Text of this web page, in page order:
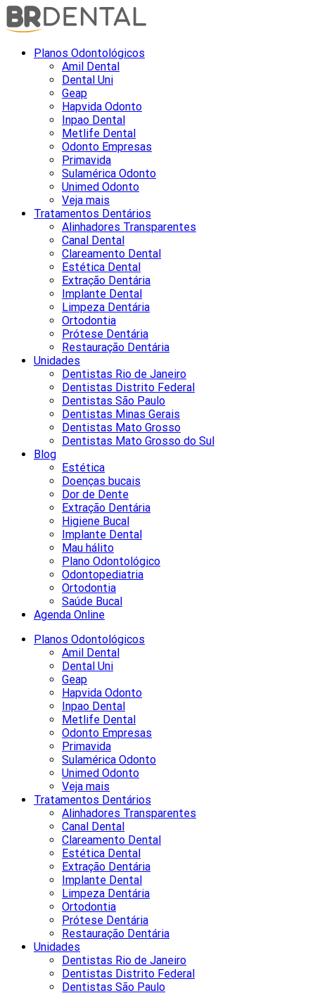
Planos Odontológicos
Amil Dental
Dental Uni
Geap
Hapvida Odonto
Inpao Dental
Metlife Dental
Odonto Empresas
Primavida
Sulamérica Odonto
Unimed Odonto
Veja mais
Tratamentos Dentários
Alinhadores Transparentes
Canal Dental
Clareamento Dental
Estética Dental
Extração Dentária
Implante Dental
Limpeza Dentária
Ortodontia
Prótese Dentária
Restauração Dentária
Unidades
Dentistas Rio de Janeiro
Dentistas Distrito Federal
Dentistas São Paulo
Dentistas Minas Gerais
Dentistas Mato Grosso
Dentistas Mato Grosso do Sul
Blog
Estética
Doenças bucais
Dor de Dente
Extração Dentária
Higiene Bucal
Implante Dental
Mau hálito
Plano Odontológico
Odontopediatria
Ortodontia
Saúde Bucal
Agenda Online
Planos Odontológicos
Amil Dental
Dental Uni
Geap
Hapvida Odonto
Inpao Dental
Metlife Dental
Odonto Empresas
Primavida
Sulamérica Odonto
Unimed Odonto
Veja mais
Tratamentos Dentários
Alinhadores Transparentes
Canal Dental
Clareamento Dental
Estética Dental
Extração Dentária
Implante Dental
Limpeza Dentária
Ortodontia
Prótese Dentária
Restauração Dentária
Unidades
Dentistas Rio de Janeiro
Dentistas Distrito Federal
Dentistas São Paulo